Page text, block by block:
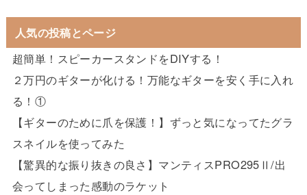
人気の投稿とページ
超簡単！スピーカースタンドをDIYする！
２万円のギターが化ける！万能なギターを安く手に入れ
る！①
【ギターのために爪を保護！】ずっと気になってたグラ
スネイルを使ってみた
【驚異的な振り抜きの良さ】マンティスPRO295Ⅱ/出
会ってしまった感動のラケット